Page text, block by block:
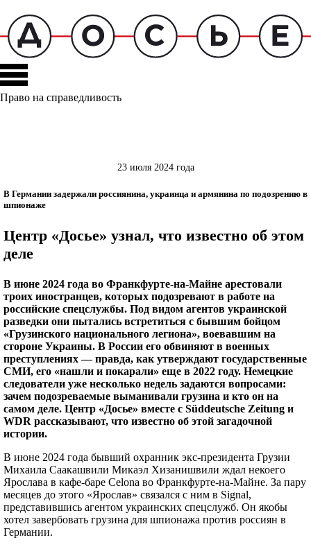
Право на справедливость
23 июля 2024 года
В Германии задержали россиянина, украинца и армянина по подозрению в
шпионаже
Центр «Досье» узнал, что известно об этом
деле
В июне 2024 года во Франкфурте-на-Майне арестовали
троих иностранцев, которых подозревают в работе на
российские спецслужбы. Под видом агентов украинской
разведки они пытались встретиться с бывшим бойцом
«Грузинского национального легиона», воевавшим на
стороне Украины. В России его обвиняют в военных
преступлениях — правда, как утверждают государственные
СМИ, его «нашли и покарали» еще в 2022 году. Немецкие
следователи уже несколько недель задаются вопросами:
зачем подозреваемые выманивали грузина и кто он на
самом деле. Центр «Досье» вместе с Süddeutsche Zeitung и
WDR рассказывают, что известно об этой загадочной
истории.
В июне 2024 года бывший охранник экс-президента Грузии
Михаила Саакашвили Микаэл Хизанишвили ждал некоего
Ярослава в кафе-баре Celona во Франкфурте-на-Майне. За пару
месяцев до этого «Ярослав» связался с ним в Signal,
представившись агентом украинских спецслужб. Он якобы
хотел завербовать грузина для шпионажа против россиян в
Германии.